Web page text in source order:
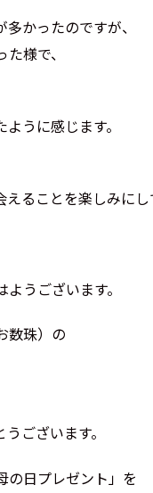
かったのですが、
様で、
うに感じます。
ることを楽しみにし
うございます。
数珠）の
ございます。
の日プレゼント」を